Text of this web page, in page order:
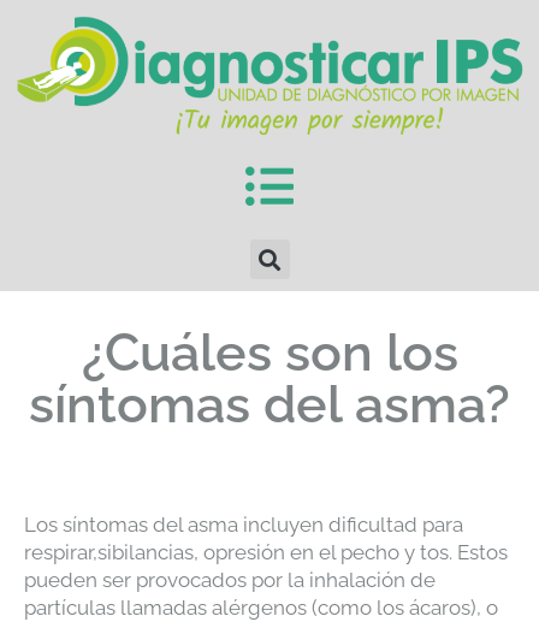
¿Cuáles son los
síntomas del asma?
Los síntomas del asma incluyen dificultad para
respirar,sibilancias, opresión en el pecho y tos. Estos
pueden ser provocados por la inhalación de
partículas llamadas alérgenos (como los ácaros), o